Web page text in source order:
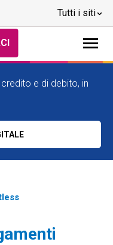
Tutti i siti
e di debito, in